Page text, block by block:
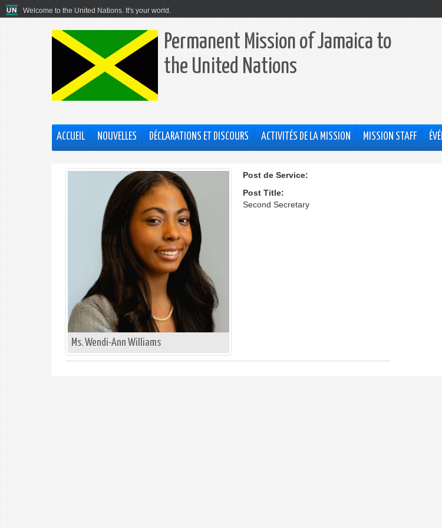
Welcome to the United Nations. It's your world.
Permanent Mission of Jamaica to
the United Nations
ACCUEIL NOUVELLES DÉCLARATIONS ET DISCOURS ACTIVITÉS DE LA MISSION MISSION STAFF
Ms. Wendi-Ann Williams
Post de Service:
Post Title:
Second Secretary